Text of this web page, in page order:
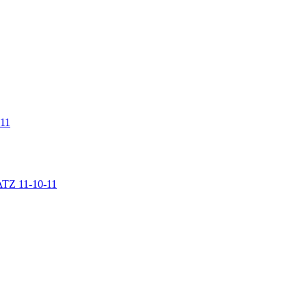
11-10-11